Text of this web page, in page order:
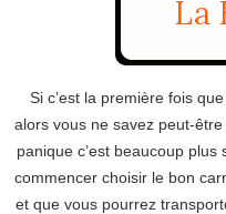
Si c’est la première fois
alors vous ne savez peut-
panique c’est beaucoup plus
commencer choisir le bon
et que vous pourrez